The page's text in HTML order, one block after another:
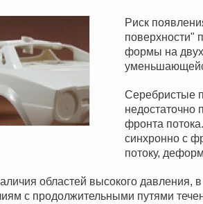
Риск
поверхности"
формы на
Серебристые
недостаточно
фронта
синхронно с
потоку,
областей высокого давления,
с продолжительными путями